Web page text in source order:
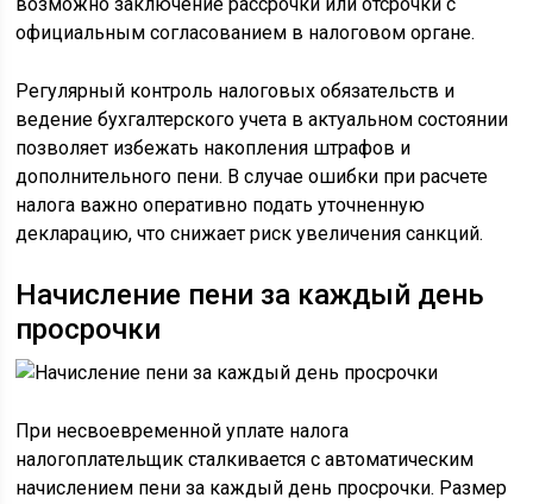
официальным согласованием в налоговом органе.
Регулярный контроль налоговых обязательств и
ведение бухгалтерского учета в актуальном состоянии
позволяет избежать накопления штрафов и
дополнительного пени. В случае ошибки при расчете
налога важно оперативно подать уточненную
декларацию, что снижает риск увеличения санкций.
Начисление пени за каждый день
просрочки
При несвоевременной уплате налога
налогоплательщик сталкивается с автоматическим
начислением пени за каждый день просрочки. Размер